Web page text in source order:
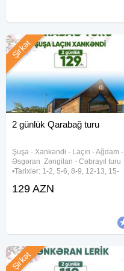
2 günlük Qarabağ turu
︎Şuşa ︎- Xankəndi ︎- Laçın ︎- Ağdam ︎-
Əsgəran ︎ Zəngilan ︎- Cəbrayıl turu
•Tarixlər: 1-2, 5-6, 8-9, 12-13, 15-
Avqust •Qiymətlər: ✓Laçında
Şirkət
129 AZN
Şirkət